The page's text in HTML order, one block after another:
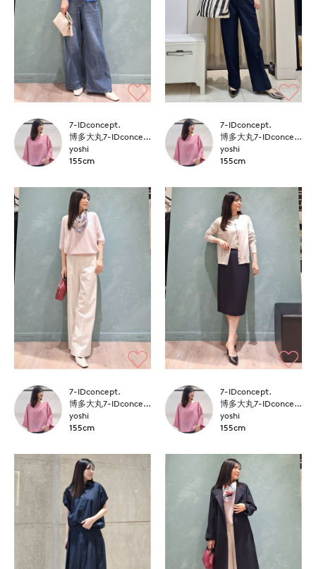
7-IDconcept.
博多大丸7-IDconcept.
yoshi
155cm
7-IDconcept.
博多大丸7-IDconcept.
yoshi
155cm
7-IDconcept.
博多大丸7-IDconcept.
yoshi
155cm
7-IDconcept.
博多大丸7-IDconcept.
yoshi
155cm